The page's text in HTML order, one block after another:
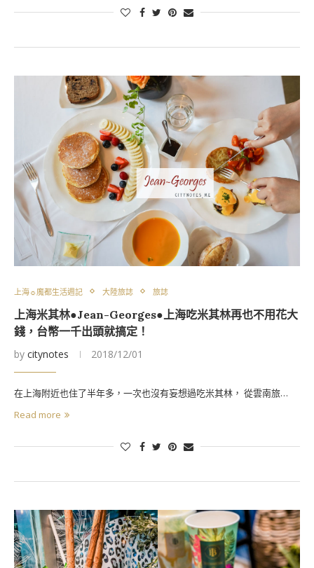
上海☼魔都生活週記 大陸旅誌 旅誌
上海米其林●Jean-Georges●上海吃米其林再也不用花大
錢，台幣一千出頭就搞定！
by citynotes 2018/12/01
在上海附近也住了半年多，一次也沒有妄想過吃米其林， 從雲南旅…
Read more